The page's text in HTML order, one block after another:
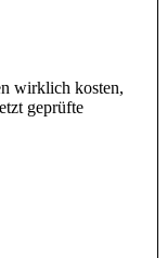
wirklich kosten,
geprüfte